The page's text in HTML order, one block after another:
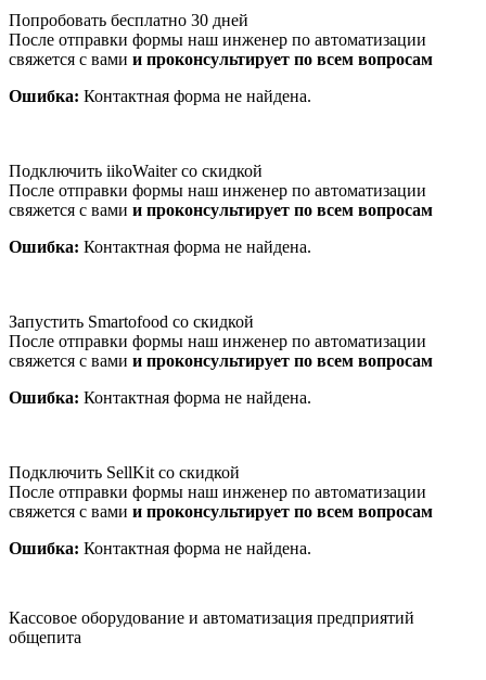
Попробовать бесплатно 30 дней
После отправки формы наш инженер по автоматизации
свяжется с вами и проконсультирует по всем вопросам
Ошибка: Контактная форма не найдена.
Подключить iikoWaiter со скидкой
После отправки формы наш инженер по автоматизации
свяжется с вами и проконсультирует по всем вопросам
Ошибка: Контактная форма не найдена.
Запустить Smartofood со скидкой
После отправки формы наш инженер по автоматизации
свяжется с вами и проконсультирует по всем вопросам
Ошибка: Контактная форма не найдена.
Подключить SellKit со скидкой
После отправки формы наш инженер по автоматизации
свяжется с вами и проконсультирует по всем вопросам
Ошибка: Контактная форма не найдена.
Кассовое оборудование и автоматизация предприятий
общепита